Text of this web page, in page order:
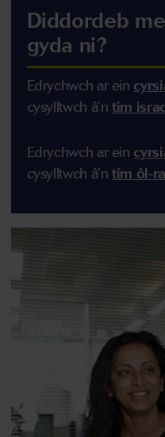
Diddordeb
gyda ni?
Edrychwch ar ein
cysylltwch â’n tîm
Edrychwch ar ein
cysylltwch â’n tîm ôl-